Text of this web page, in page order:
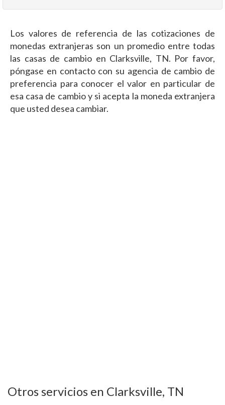
Los valores de referencia de las cotizaciones de
monedas extranjeras son un promedio entre todas
las casas de cambio en Clarksville, TN. Por favor,
póngase en contacto con su agencia de cambio de
preferencia para conocer el valor en particular de
esa casa de cambio y si acepta la moneda extranjera
que usted desea cambiar.
Otros servicios en Clarksville, TN